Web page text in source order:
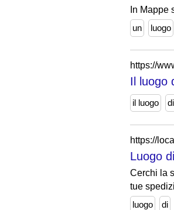
In
un
luogo
https://
Il luogo
il luogo di
https://
Luogo
Cerchi la
tue
luogo
di